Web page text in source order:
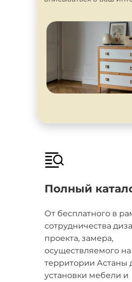
Полный
От бесплатного в
сотрудничества
проекта, замера,
осуществляемого на
территории Астаны
установки мебели и